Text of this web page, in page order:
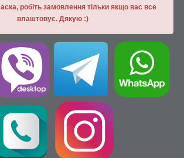
робiть замовлення тiльки якщо вас все
влаштовує. Дякую :)